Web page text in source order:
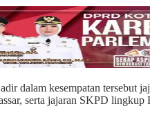
dalam kesempatan tersebut
serta jajaran SKPD lingkup